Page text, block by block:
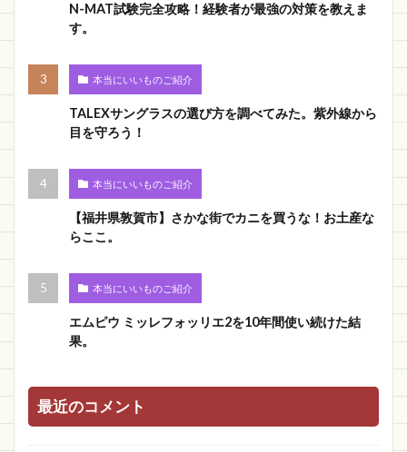
N-MAT試験完全攻略！経験者が最強の対策を教えま
す。
本当にいいものご紹介
TALEXサングラスの選び方を調べてみた。紫外線から
目を守ろう！
本当にいいものご紹介
【福井県敦賀市】さかな街でカニを買うな！お土産な
らここ。
本当にいいものご紹介
エムピウ ミッレフォッリエ2を10年間使い続けた結
果。
最近のコメント